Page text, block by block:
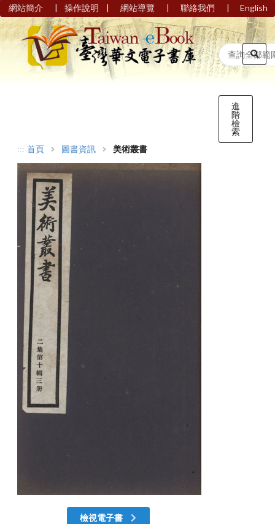
網站簡介 | 操作說明 | 網站導覽 | 聯絡我們 | English
進
階
檢
索
::: 首頁 圖書資訊 美術叢書
檢視電子書